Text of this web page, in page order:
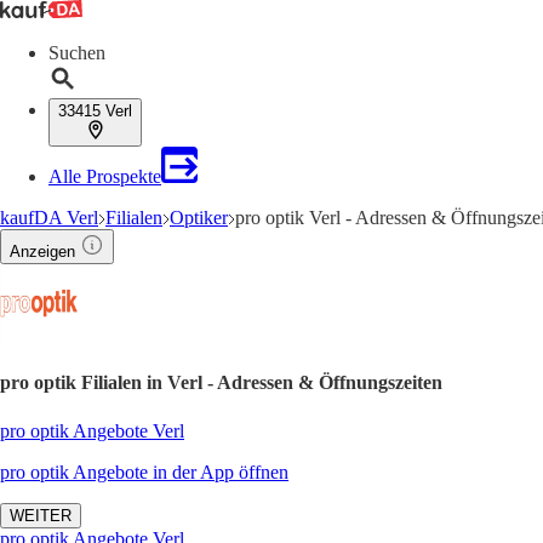
Suchen
33415 Verl
Alle Prospekte
kaufDA Verl Filialen Optiker pro optik Verl - Adressen &
Anzeigen
pro optik Filialen in Verl - Adressen & Öffnungszeiten
pro optik Angebote Verl
pro optik Angebote in der App öffnen
WEITER
pro optik Angebote Verl